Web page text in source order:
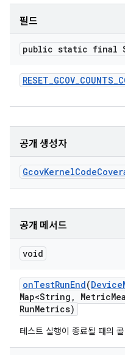
필드
public static final
RESET_GCOV_COUNTS_
공개 생성자
GcovKernelCode
공개 메서드
void
onTestRunEnd(Device
Map<String , Metric
RunMetrics)
테스트 실행이 종료될 때의